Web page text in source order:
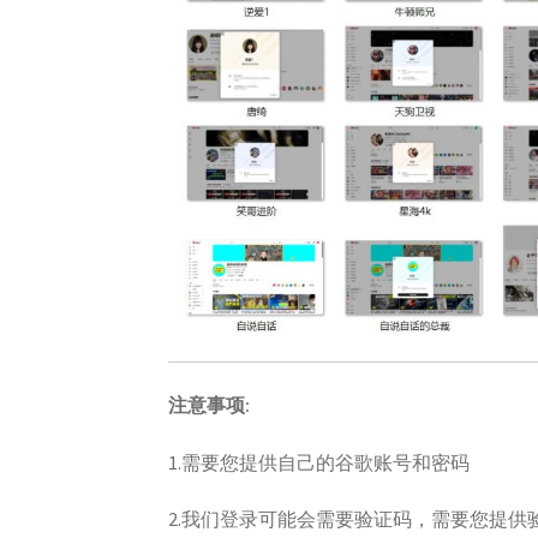
注意事项:
1.需要您提供自己的谷歌账号和密码
2.我们登录可能会需要验证码，需要您提供